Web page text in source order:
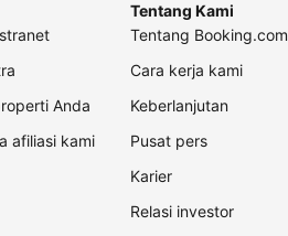
Anda
afiliasi kami
Tentang Kami
Tentang Booking.com
Cara kerja kami
Keberlanjutan
Pusat pers
Karier
Relasi investor